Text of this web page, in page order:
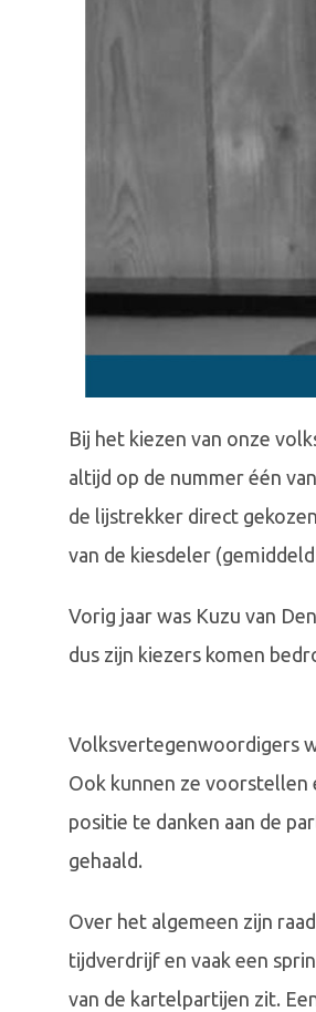
Bij het kiezen van onze
altijd op de nummer één
de lijstrekker direct
van de kiesdeler
Vorig jaar was Kuzu van
dus zijn kiezers komen
Volksvertegenwoordigers
Ook kunnen ze voorstellen
positie te danken aan de
gehaald.
Over het algemeen zijn
tijdverdrijf en vaak een
van de kartelpartijen zit.